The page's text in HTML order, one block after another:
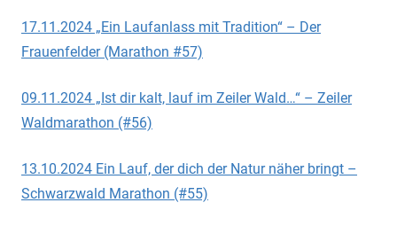
17.11.2024 „Ein Laufanlass mit Tradition“ – Der
Frauenfelder (Marathon #57)
09.11.2024 „Ist dir kalt, lauf im Zeiler Wald…“ – Zeiler
Waldmarathon (#56)
13.10.2024 Ein Lauf, der dich der Natur näher bringt –
Schwarzwald Marathon (#55)